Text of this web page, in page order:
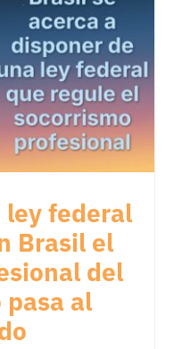
ley federal
Brasil el
del
pasa al